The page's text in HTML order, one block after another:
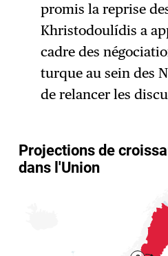
promis la reprise
Khristodoulídis a
cadre des
turque au sein des
de relancer les